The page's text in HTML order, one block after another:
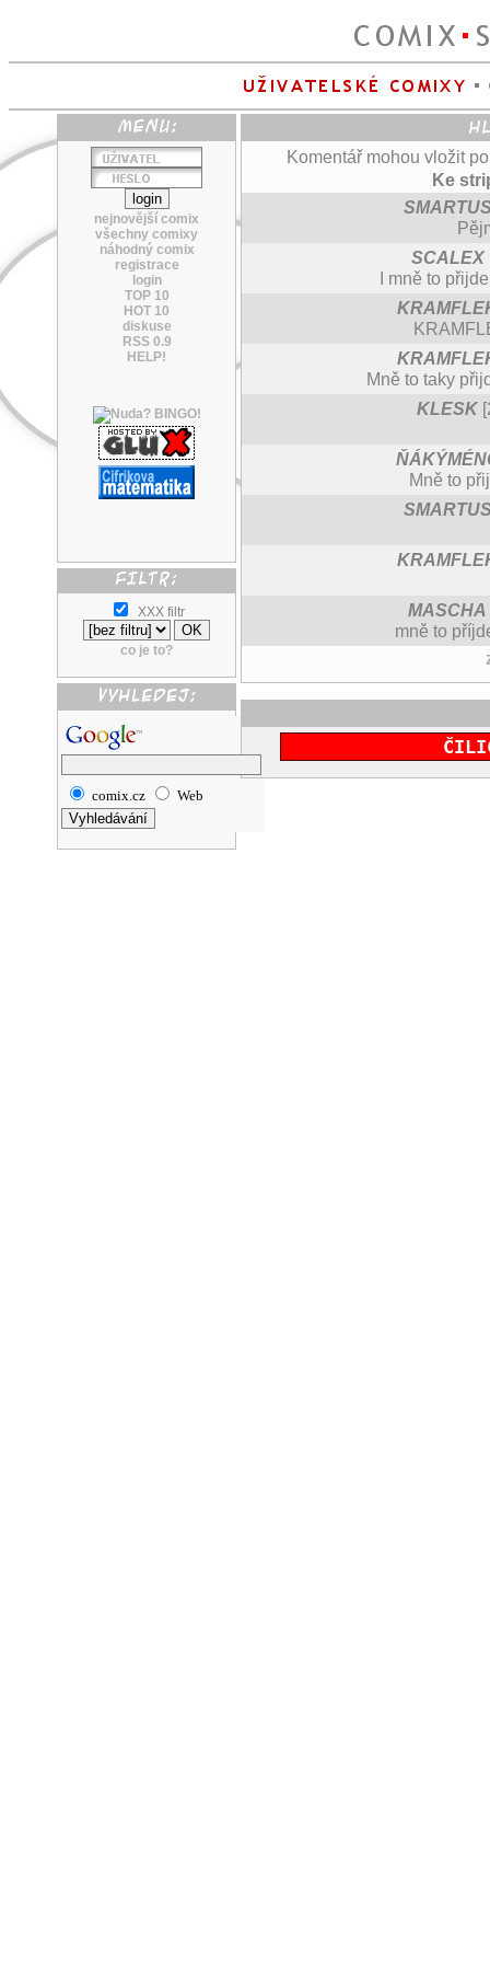
nejnovější comix
všechny comixy
náhodný comix
registrace
login
TOP 10
HOT 10
diskuse
RSS 0.9
HELP!
XXX filtr
co je to?
comix.cz Web
Komentář mohou vložit
Ke
SCALEX
I mně to
Mně to taky
KLESK
Mně to
MASCHA
mně to